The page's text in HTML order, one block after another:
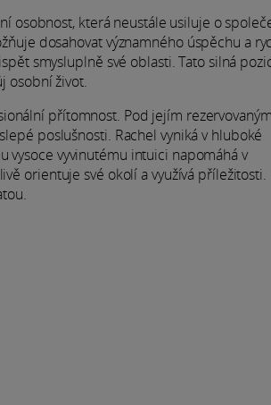
osobnost, která neustále usiluje o
dosahovat významného úspěchu a
smysluplně své oblasti. Tato silná
osobní život.
přítomnost. Pod jejím rezervovaným
poslušnosti. Rachel vyniká v hluboké
vysoce vyvinutému intuici napomáhá v
orientuje své okolí a využívá